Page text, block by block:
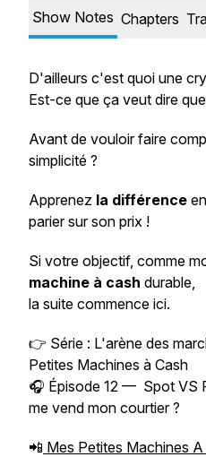
Show Notes Chapters
D'ailleurs c'est quoi une
Est-ce que ça veut dire
Avant de vouloir faire
simplicité ?
Apprenez la différence
parier sur son prix !
Si votre objectif, comme
machine à cash durable,
la suite commence ici.
👉 Série : L'arène des
Petites Machines à Cash
🎧 Épisode 12 — Spot VS
me vend mon courtier ?
📲 Mes Petites Machines A